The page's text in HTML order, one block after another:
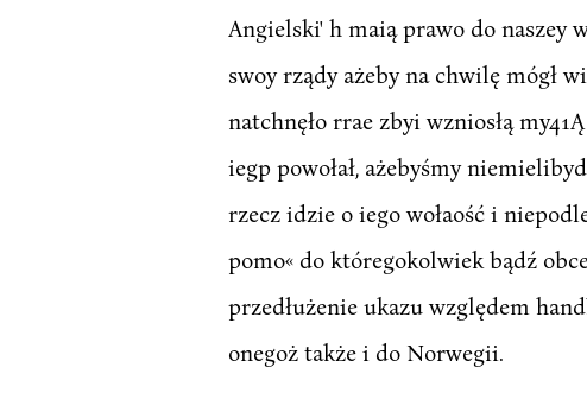
Angielski' h maią prawo do naszey
swoy rządy ażeby na chwilę mógł
natchnęło rrae zbyi wzniosłą
iegp powołał, ażebyśmy
rzecz idzie o iego wołaość i
pomo« do któregokolwiek bądź
przedłużenie ukazu względem
onegoż także i do Norwegii.